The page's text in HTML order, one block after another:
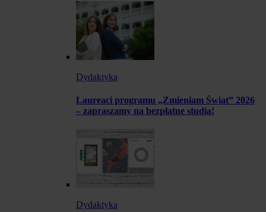
Dydaktyka
Laureaci programu „Zmieniam Świat” 2026
– zapraszamy na bezpłatne studia!
Dydaktyka